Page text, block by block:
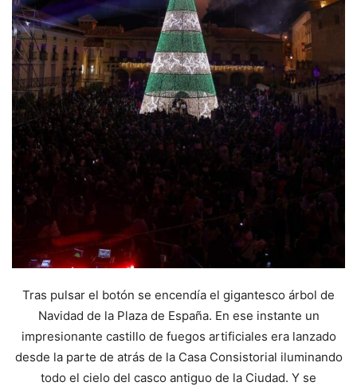
Tras pulsar el botón se encendía el gigantesco árbol de
Navidad de la Plaza de España. En ese instante un
impresionante castillo de fuegos artificiales era lanzado
desde la parte de atrás de la Casa Consistorial iluminando
todo el cielo del casco antiguo de la Ciudad. Y se